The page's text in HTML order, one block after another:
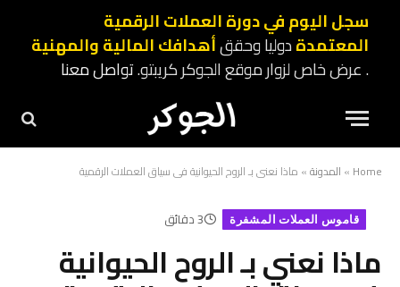
سجل اليوم في دورة العملات الرقمية
المعتمدةدوليا وحققأهدافك المالية والمهنية
. عرض خاص لزوار موقع الجوكر كريبتو.تواصل معنا
Home
» المدونة» ماذا نعني بـ الروح الحيوانية في سياق العملات الرقمية
قاموس العملات المشفرة 3 دقائق
ماذا نعني بـ الروح الحيوانية